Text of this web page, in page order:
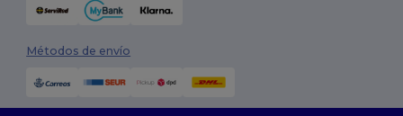
Métodos de envío